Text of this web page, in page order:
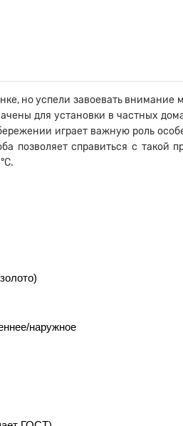
но успели завоевать внимание
для установки в частных
играет важную роль
позволяет справиться с такой
наружное